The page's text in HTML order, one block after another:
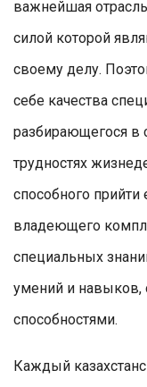
важнейшая
силой которой
своему делу.
себе качества
разбирающегося в
трудностях
способного
владеющего
специальных
умений и
способностями.
Каждый